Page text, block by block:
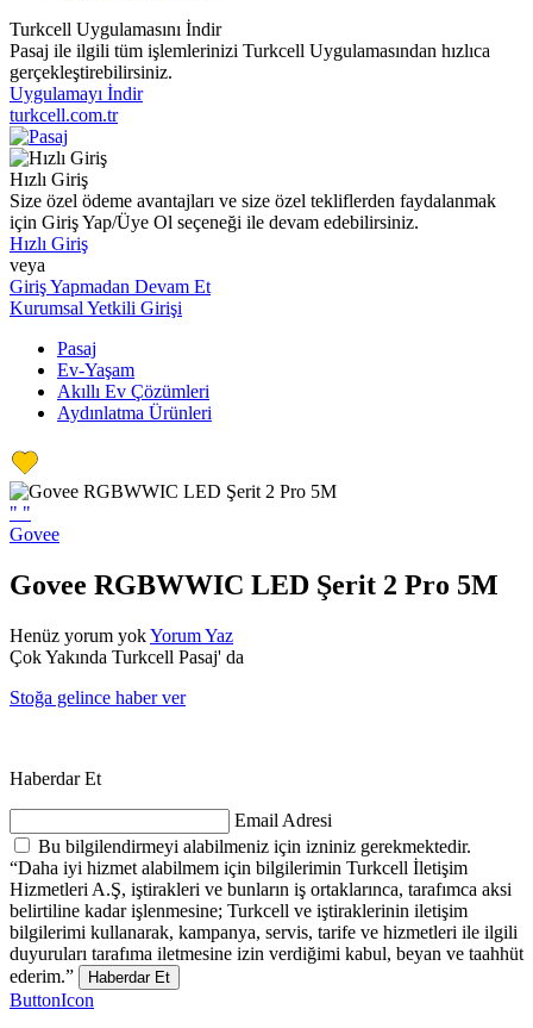
Turkcell Uygulamasını İndir
Pasaj ile ilgili tüm işlemlerinizi Turkcell Uygulamasından hızlıca
gerçekleştirebilirsiniz.
Uygulamayı İndir
turkcell.com.tr
Hızlı Giriş
Size özel ödeme avantajları ve size özel tekliflerden faydalanmak
için Giriş Yap/Üye Ol seçeneği ile devam edebilirsiniz.
Hızlı Giriş
veya
Giriş Yapmadan Devam Et
Kurumsal Yetkili Girişi
Pasaj
Ev-Yaşam
Akıllı Ev Çözümleri
Aydınlatma Ürünleri
" "
Govee
Govee RGBWWIC LED Şerit 2 Pro 5M
Henüz yorum yokYorum Yaz
Çok Yakında Turkcell Pasaj' da
Stoğa gelince haber ver
Haberdar Et
Email Adresi
Bu bilgilendirmeyi alabilmeniz için izniniz gerekmektedir.
“Daha iyi hizmet alabilmem için bilgilerimin Turkcell İletişim
Hizmetleri A.Ş, iştirakleri ve bunların iş ortaklarınca, tarafımca aksi
belirtiline kadar işlenmesine; Turkcell ve iştiraklerinin iletişim
bilgilerimi kullanarak, kampanya, servis, tarife ve hizmetleri ile ilgili
duyuruları tarafıma iletmesine izin verdiğimi kabul, beyan ve taahhüt
ederim.”
Haberdar Et
ButtonIcon